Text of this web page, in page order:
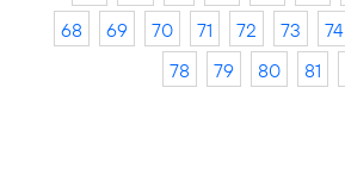
68
69 70 71 72 73 74
78
79 80 81